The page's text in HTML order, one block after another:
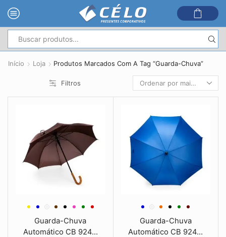
de
pesquisa
Início Loja Produtos Marcados Com A Tag “Guarda-Chuva”
Filtros
Guarda-Chuva
Automático CB 924...
Guarda-Chuva
Automático CB 924...